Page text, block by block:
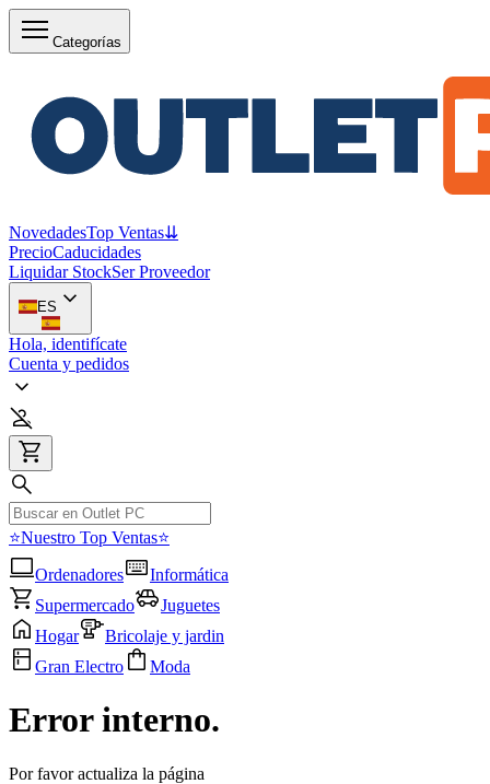
Categorías
NovedadesTop Ventas⇊
PrecioCaducidades
Liquidar StockSer Proveedor
ES
Hola, identifícate
Cuenta y pedidos
⭐Nuestro Top Ventas⭐
Ordenadores
Informática
Supermercado
Juguetes
Hogar
Bricolaje y jardin
Gran Electro
Moda
Error interno.
Por favor actualiza la página